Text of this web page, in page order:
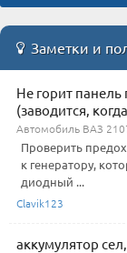
Заметки и
Не горит
(заводится,
Автомобиль ВАЗ
Проверить
к генератору,
диодный ...
Clavik123
аккумулятор